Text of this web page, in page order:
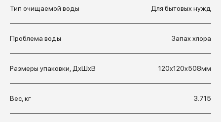
Тип очищаемой воды Для бытовых нужд
Проблема воды Запах хлора
Размеры упаковки, ДхШхВ 120x120x508мм
Вес, кг 3.715